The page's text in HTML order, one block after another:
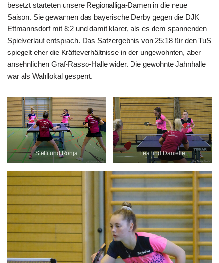
besetzt starteten unsere Regionalliga-Damen in die neue
Saison. Sie gewannen das bayerische Derby gegen die DJK
Ettmannsdorf mit 8:2 und damit klarer, als es dem spannenden
Spielverlauf entsprach. Das Satzergebnis von 25:18 für den TuS
spiegelt eher die Kräfteverhältnisse in der ungewohnten, aber
ansehnlichen Graf-Rasso-Halle wider. Die gewohnte Jahnhalle
war als Wahllokal gesperrt.
Steffi und Ronja Lea und Danielle